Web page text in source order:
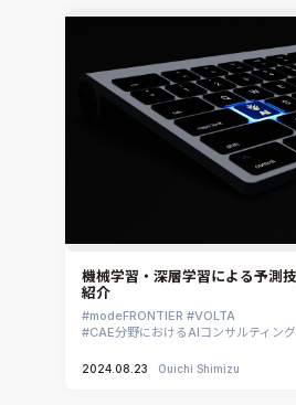
ennovaCFD
MpCCI
Ansys Granta MI
Ansys Granta Selector
機械学習・深層学習による予測
紹介
modeFRONTIER
VOLTA
CAE分野におけるAIコンサルティング
2024.08.23 Ouichi Shimizu